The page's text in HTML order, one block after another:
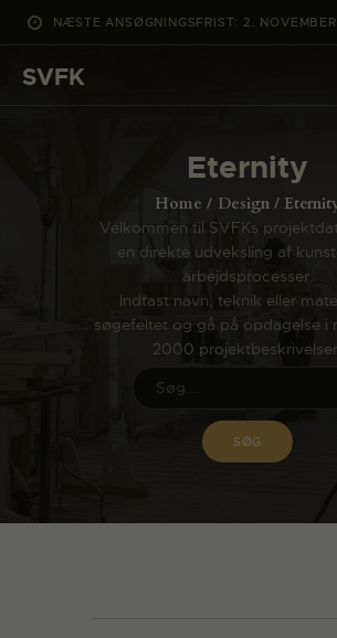
NÆSTE ANSØGNINGSFRIST: 2.
SVFK
Eternity
Home Design
Velkommen til SVFKs
en direkte udveksling af
arbejdsprocesser.
Indtast navn, teknik eller
søgefeltet og gå på opdagelse i
2000
DET SKER
CHANNEL
ANSØG
OM SVFK
ENGLISH